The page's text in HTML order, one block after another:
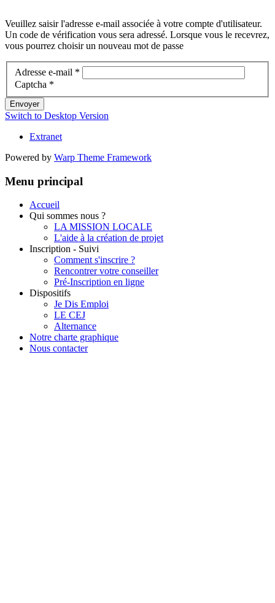
Veuillez saisir l'adresse e-mail associée à votre compte d'utilisateur.
Un code de vérification vous sera adressé. Lorsque vous le recevrez,
vous pourrez choisir un nouveau mot de passe
Adresse e-mail *
Captcha *
Envoyer
Switch to Desktop Version
Extranet
Powered by Warp Theme Framework
Menu principal
Accueil
Qui sommes nous ?
LA MISSION LOCALE
L'aide à la création de projet
Inscription - Suivi
Comment s'inscrire ?
Rencontrer votre conseiller
Pré-Inscription en ligne
Dispositifs
Je Dis Emploi
LE CEJ
Alternance
Notre charte graphique
Nous contacter